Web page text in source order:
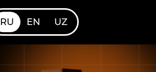
RU EN UZ